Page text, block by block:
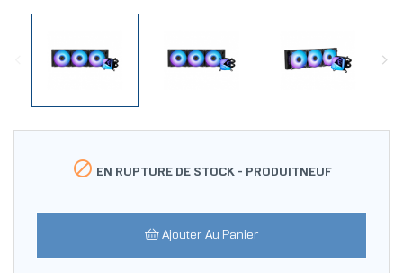
 EN RUPTURE DE STOCK - PRODUITNEUF
Ajouter Au Panier